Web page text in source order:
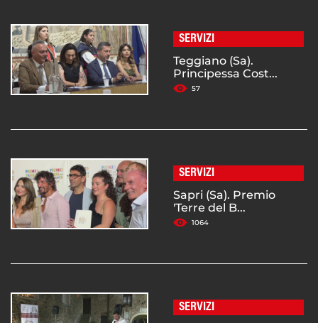
SERVIZI
Teggiano (Sa).
Principessa Cost...
57
SERVIZI
Sapri (Sa). Premio
'Terre del B...
1064
SERVIZI